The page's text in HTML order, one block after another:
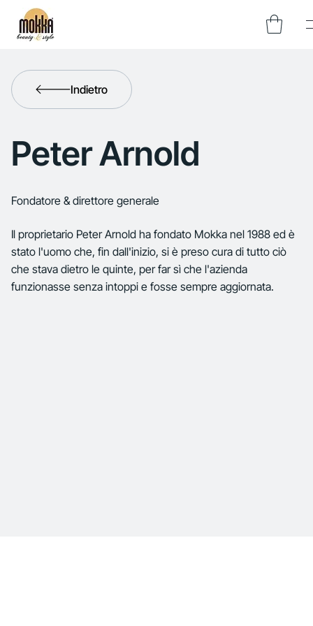
Peter Arnold
Fondatore & direttore generale
Il proprietario Peter Arnold ha fondato Mokka nel 1988 ed è
stato l'uomo che, fin dall'inizio, si è preso cura di tutto ciò
che stava dietro le quinte, per far sì che l'azienda
funzionasse senza intoppi e fosse sempre aggiornata.
Indietro